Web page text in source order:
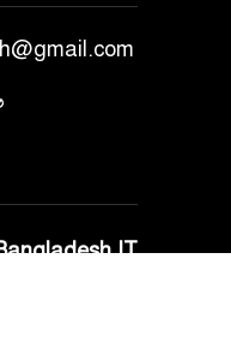
IT